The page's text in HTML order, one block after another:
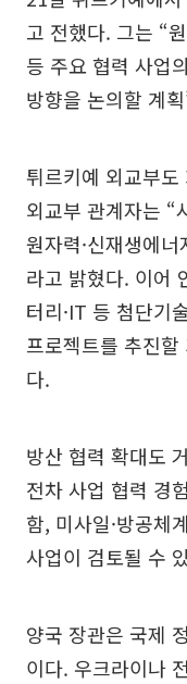
고 전했다. 그는 “
등 주요 협력 사업
방향을 논의할 계
튀르키예 외교부
외교부 관계자는 “
원자력·신재생에
라고 밝혔다. 이어
터리·IT 등 첨단기
프로젝트를 추진
다.
방산 협력 확대도
전차 사업 협력 경
함, 미사일·방공체
사업이 검토될 수
양국 장관은 국제
이다. 우크라이나